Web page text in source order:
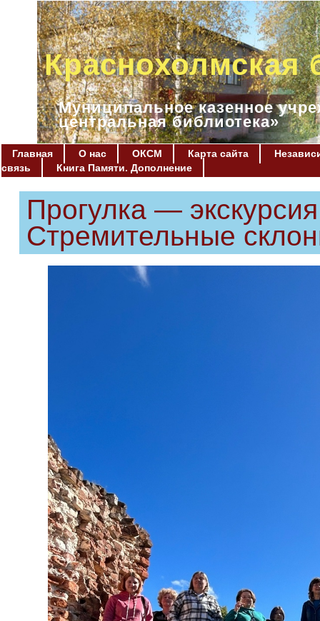
Краснохолмская
Муниципальное казенное
центральная библиотека»
Главная О нас ОКСМ Карта сайта
связь
Книга Памяти. Дополнение
Прогулка —
Стремительные